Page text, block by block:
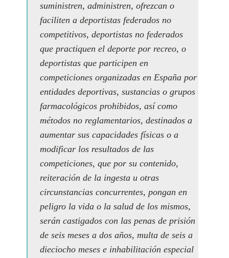
suministren, administren, ofrezcan o
faciliten a deportistas federados no
competitivos, deportistas no federados
que practiquen el deporte por recreo, o
deportistas que participen en
competiciones organizadas en España por
entidades deportivas, sustancias o grupos
farmacológicos prohibidos, así como
métodos no reglamentarios, destinados a
aumentar sus capacidades físicas o a
modificar los resultados de las
competiciones, que por su contenido,
reiteración de la ingesta u otras
circunstancias concurrentes, pongan en
peligro la vida o la salud de los mismos,
serán castigados con las penas de prisión
de seis meses a dos años, multa de seis a
dieciocho meses e inhabilitación especial